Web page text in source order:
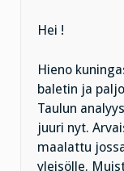
Hei !
Hieno
baletin ja
Taulun
juuri nyt.
maalattu
yleisölle.